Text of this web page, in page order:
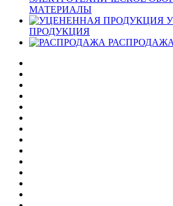
МАТЕРИАЛЫ
ПРОДУКЦИЯ
РАСПРОДАЖА